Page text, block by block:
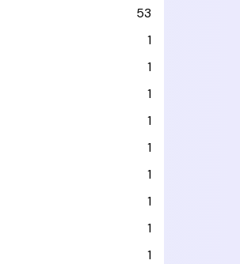
53
1
1
1
1
1
1
1
1
1